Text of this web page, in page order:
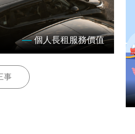
個人長租服務價值
事